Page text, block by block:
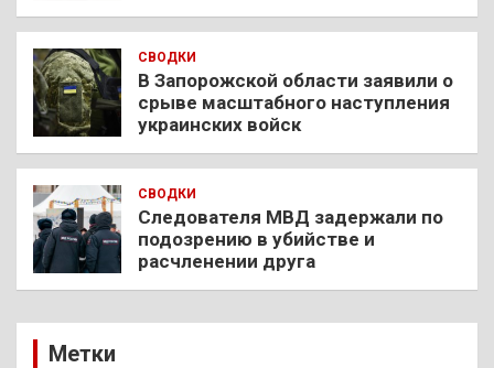
СВОДКИ
В Запорожской области заявили о
срыве масштабного наступления
украинских войск
СВОДКИ
Следователя МВД задержали по
подозрению в убийстве и
расчленении друга
Метки